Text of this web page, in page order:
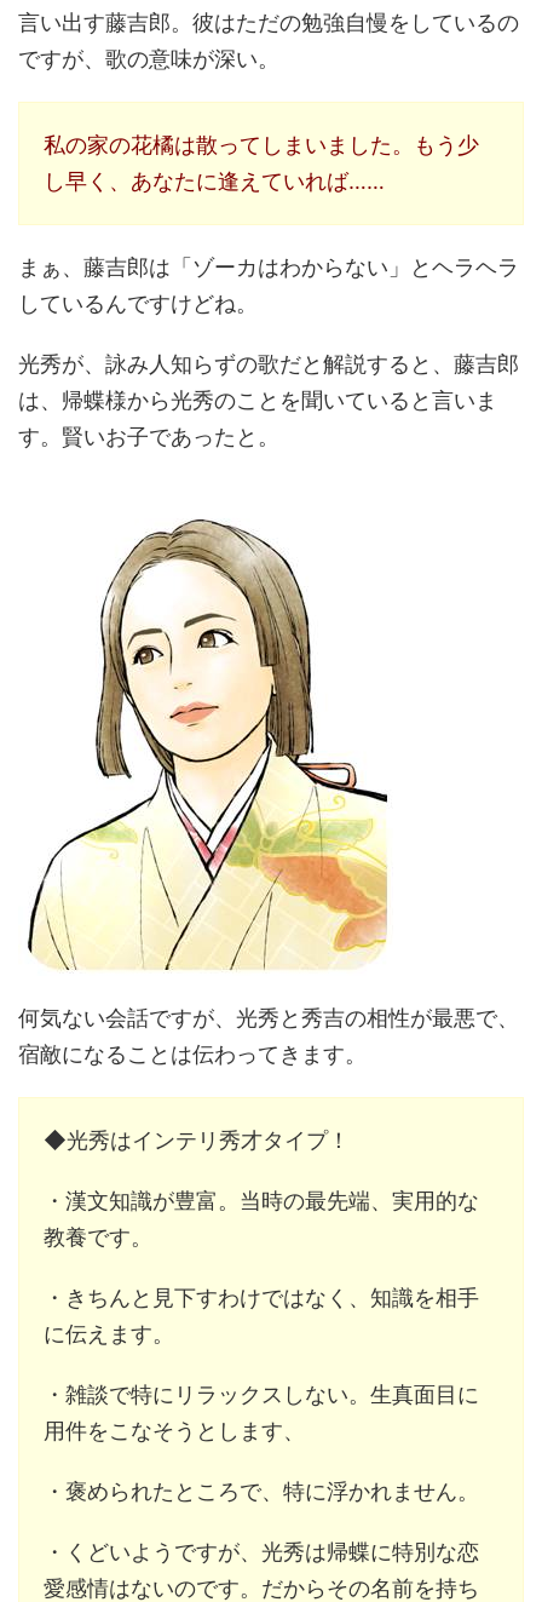
言い出す藤吉郎。彼はただの勉強自慢をしているの
ですが、歌の意味が深い。
私の家の花橘は散ってしまいました。もう少
し早く、あなたに逢えていれば……
まぁ、藤吉郎は「ゾーカはわからない」とヘラヘラ
しているんですけどね。
光秀が、詠み人知らずの歌だと解説すると、藤吉郎
は、帰蝶様から光秀のことを聞いていると言いま
す。賢いお子であったと。
何気ない会話ですが、光秀と秀吉の相性が最悪で、
宿敵になることは伝わってきます。
◆光秀はインテリ秀才タイプ！
・漢文知識が豊富。当時の最先端、実用的な
教養です。
・きちんと見下すわけではなく、知識を相手
に伝えます。
・雑談で特にリラックスしない。生真面目に
用件をこなそうとします、
・褒められたところで、特に浮かれません。
・くどいようですが、光秀は帰蝶に特別な恋
愛感情はないのです。だからその名前を持ち